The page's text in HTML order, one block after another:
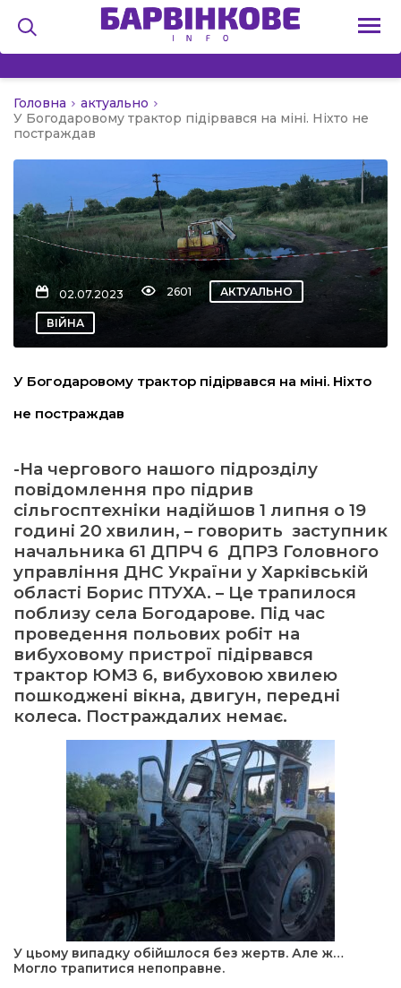
Головна
актуально
У Богодаровому трактор підірвався на міні. Ніхто не
постраждав
02.07.2023 2601 АКТУАЛЬНО
ВІЙНА
У Богодаровому трактор підірвався на міні. Ніхто
не постраждав
-На чергового нашого підрозділу
повідомлення про підрив
сільгосптехніки надійшов 1 липня о 19
годині 20 хвилин, – говорить заступник
начальника 61 ДПРЧ 6 ДПРЗ Головного
управління ДНС України у Харківській
області Борис ПТУХА. – Це трапилося
поблизу села Богодарове. Під час
проведення польових робіт на
вибуховому пристрої підірвався
трактор ЮМЗ 6, вибуховою хвилею
пошкоджені вікна, двигун, передні
колеса. Постраждалих немає.
У цьому випадку обійшлося без жертв. Але ж…
Могло трапитися непоправне.